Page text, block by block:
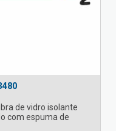
de vidro isolante
com espuma de